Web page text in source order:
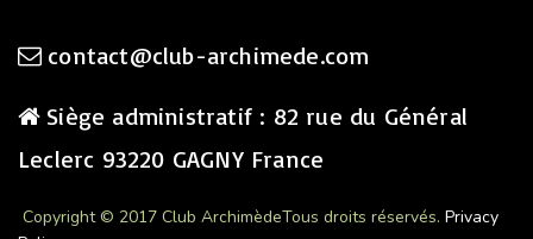
contact@club-archimede.com
Siège administratif : 82 rue du Général
Leclerc 93220 GAGNY France
Copyright © 2017 Club ArchimèdeTous droits réservés. Privacy